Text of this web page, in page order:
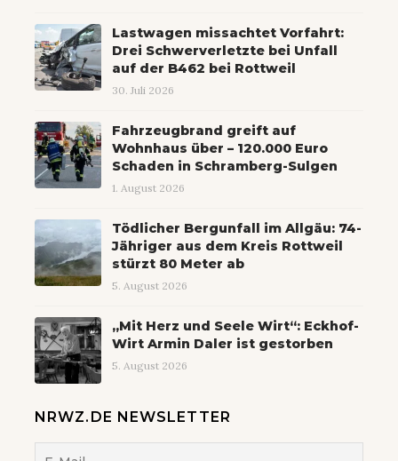
Lastwagen missachtet Vorfahrt:
Drei Schwerverletzte bei Unfall
auf der B462 bei Rottweil
30. Juli 2026
Fahrzeugbrand greift auf
Wohnhaus über – 120.000 Euro
Schaden in Schramberg-Sulgen
1. August 2026
Tödlicher Bergunfall im Allgäu: 74-
Jähriger aus dem Kreis Rottweil
stürzt 80 Meter ab
5. August 2026
„Mit Herz und Seele Wirt“: Eckhof-
Wirt Armin Daler ist gestorben
5. August 2026
NRWZ.DE NEWSLETTER